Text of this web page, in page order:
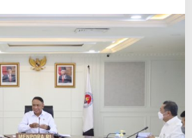
n
P
u
s
t
S
e
b